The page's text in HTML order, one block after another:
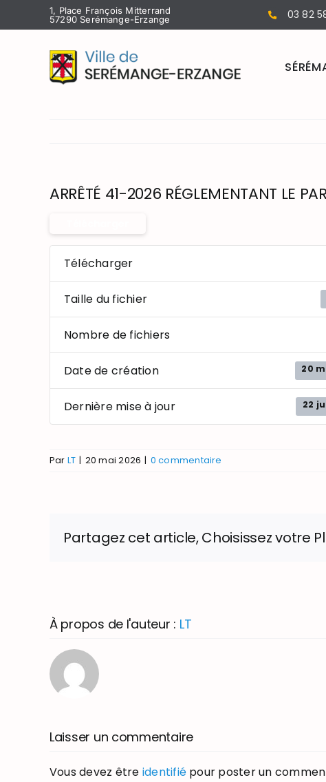
au
1, Place François Mitterrand
57290 Serémange-Erzange
03 82
ARRÊTÉ 41-2026 RÉGLEMENTANT LE
Télécharger
Taille du fichier
Nombre de fichiers
Date de création 20
Dernière mise à jour 22
Par LT | 20 mai 2026 | 0 commentaire
Partagez cet article, Choisissez votre
À propos de l'auteur : LT
Laisser un commentaire
Vous devez être identifié pour poster un